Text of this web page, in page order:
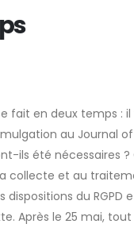
en deux temps : il
au Journal
ils été nécessaires
et au
du
Après le 25 mai,